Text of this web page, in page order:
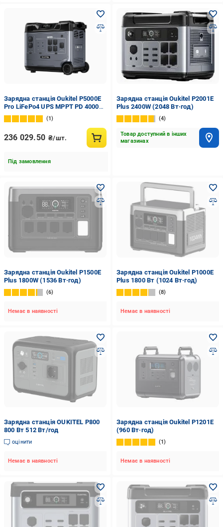
Зарядна станція Oukitel P5000E
Pro LiFePo4 UPS MPPT PD 4000
Вт 5120 Вт/г 100 Вт
1
236 029.50 ₴/шт.
Під замовлення
Зарядна станція Oukitel P2001E
Plus 2400W (2048 Вт·год)
4
Товар доступний в інших
магазинах
Зарядна станція Oukitel P1500E
Plus 1800W (1536 Вт·год)
6
Немає в наявності
Зарядна станція Oukitel P1000E
Plus 1800 Вт (1024 Вт·год)
8
Немає в наявності
Зарядна станція OUKITEL P800
800 Вт 512 Вт/год
оцінити
Немає в наявності
Зарядна станція Oukitel P1201E
(960 Вт·год)
1
Немає в наявності